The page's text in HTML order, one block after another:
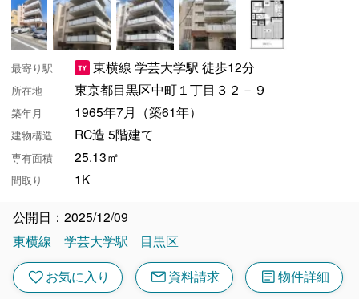
最寄り駅 東横線 学芸大学駅 徒歩12分
所在地 東京都目黒区中町１丁目３２－９
築年月 1965年7月（築61年）
建物構造 RC造 5階建て
専有面積 25.13㎡
間取り 1K
公開日：2025/12/09
東横線
学芸大学駅 目黒区
favoriteお気に入り mail資料請求 article物件詳細